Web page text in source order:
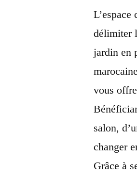
délimiter
jardin en
vous
salon,
changer
Grâce à